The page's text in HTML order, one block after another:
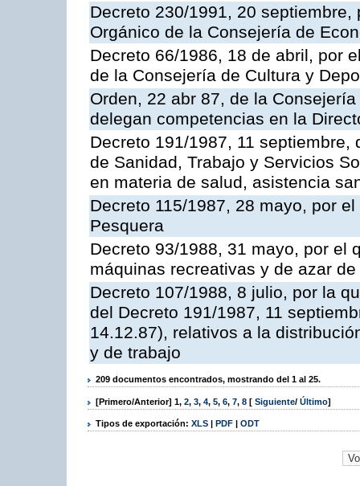
Decreto 230/1991, 20
Orgánico de la Consejería de
Decreto 66/1986, 18 de abril, por
de la Consejería de Cultura y
Orden, 22 abr 87, de la
delegan competencias en la
Decreto 191/1987, 11
de Sanidad, Trabajo y Servicios
en materia de salud, asistencia
Decreto 115/1987, 28 mayo, por
Pesquera
Decreto 93/1988, 31 mayo, por el
máquinas recreativas y de azar
Decreto 107/1988, 8 julio, por la
del Decreto 191/1987, 11
14.12.87), relativos a la
y de trabajo
209 documentos encontrados, mostrando del 1 al 25.
[Primero/Anterior] 1, 2, 3, 4, 5, 6, 7, 8 [ Siguiente/ Último]
Tipos de exportación: XLS | PDF | ODT